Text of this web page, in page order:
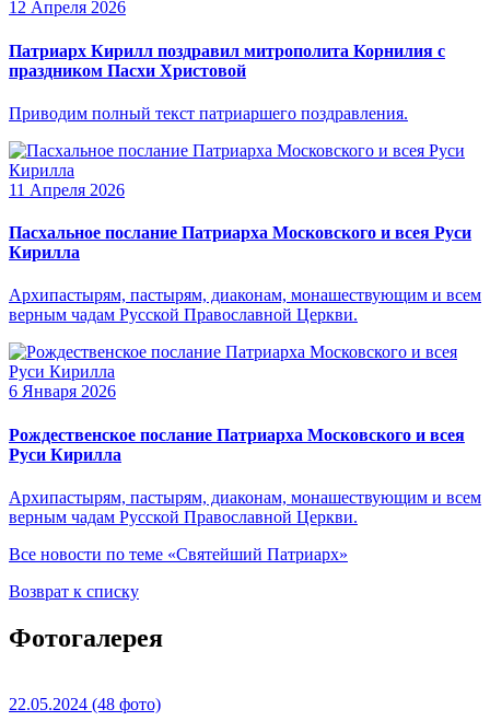
12 Апреля 2026
Патриарх Кирилл поздравил митрополита Корнилия с
праздником Пасхи Христовой
Приводим полный текст патриаршего поздравления.
11 Апреля 2026
Пасхальное послание Патриарха Московского и всея Руси
Кирилла
Архипастырям, пастырям, диаконам, монашествующим и всем
верным чадам Русской Православной Церкви.
6 Января 2026
Рождественское послание Патриарха Московского и всея
Руси Кирилла
Архипастырям, пастырям, диаконам, монашествующим и всем
верным чадам Русской Православной Церкви.
Все новости по теме «Святейший Патриарх»
Возврат к списку
Фотогалерея
22.05.2024 (48 фото)